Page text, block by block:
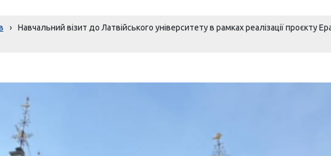
›
Навчальний візит до Латвійського університету в рамках реалізації проєкту